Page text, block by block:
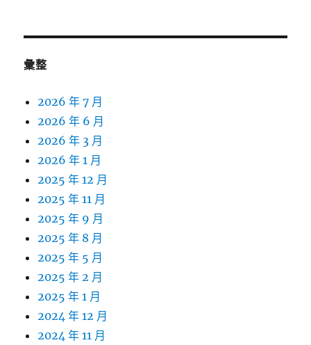
彙整
2026 年 7 月
2026 年 6 月
2026 年 3 月
2026 年 1 月
2025 年 12 月
2025 年 11 月
2025 年 9 月
2025 年 8 月
2025 年 5 月
2025 年 2 月
2025 年 1 月
2024 年 12 月
2024 年 11 月